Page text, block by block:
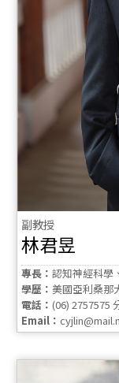
副教授
林君昱
專長： 認知神經科學
學歷： 美國亞利桑那
電話： (06) 2757575
Email：